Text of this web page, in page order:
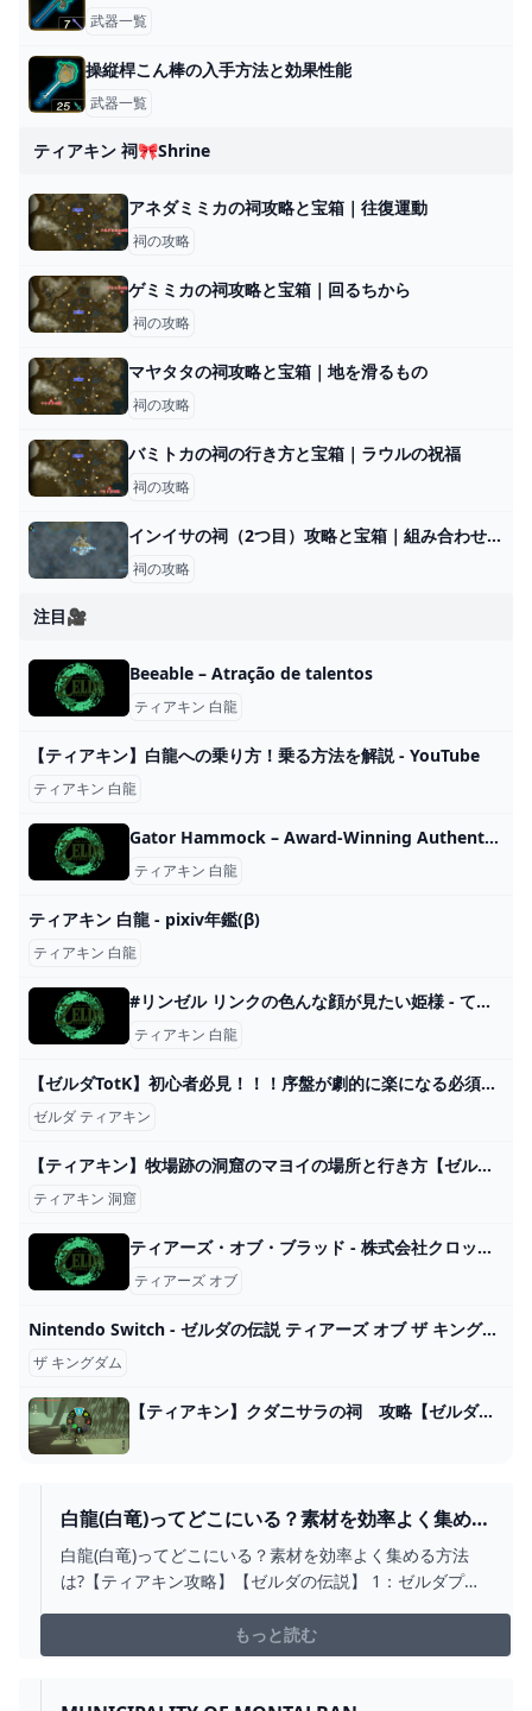
武器一覧
操縦桿こん棒の入手方法と効果性能
武器一覧
ティアキン 祠🎀shrine
アネダミミカの祠攻略と宝箱｜往復運動
祠の攻略
ゲミミカの祠攻略と宝箱｜回るちから
祠の攻略
マヤタタの祠攻略と宝箱｜地を滑るもの
祠の攻略
バミトカの祠の行き方と宝箱｜ラウルの祝福
祠の攻略
インイサの祠（2つ目）攻略と宝箱｜組み合わせる力
祠の攻略
注目🎥
Beeable – Atração de talentos
ティアキン 白龍
【ティアキン】白龍への乗り方！乗る方法を解説 - YouTube
ティアキン 白龍
Gator Hammock – Award-Winning Authentic Florida Hot Sauces & Seasonings
ティアキン 白龍
ティアキン 白龍 - pixiv年鑑(β)
ティアキン 白龍
#リンゼル リンクの色んな顔が見たい姫様 - てらいちごのマンガ #ティアーズオブザキングダム #ゼルダの伝説 - pixiv
ティアキン 白龍
【ゼルダTotK】初心者必見！！！序盤が劇的に楽になる必須級のテクニックを10個紹介！！！【ゼルダの伝説 ティアーズオブザキングダム】【攻略・解説】 - YouTube
ゼルダ ティアキン
【ティアキン】牧場跡の洞窟のマヨイの場所と行き方【ゼルダの伝説ティアーズオブザキングダム】｜ゲームエイト
ティアキン 洞窟
ティアーズ・オブ・ブラッド - 株式会社クロックワークス - THE KLOCKWORX
ティアーズ オブ
Nintendo Switch - ゼルダの伝説 ティアーズ オブ ザ キングダムの通販 by ta-tos shop｜ニンテンドースイッチならラクマ
ザ キングダム
【ティアキン】クダニサラの祠 攻略【ゼルダの伝説】 - YouTube
白龍(白竜)ってどこにいる？素材を効率よく集める
方法は?【ティアキン攻略】【ゼルダの伝説】｜ス
プラトゥーンまとめアンテナ
白龍(白竜)ってどこにいる？素材を効率よく集める方法
は?【ティアキン攻略】【ゼルダの伝説】 1：ゼルダプレ
マスターソードを抜いた後、鳥望台から飛んでもどこに
も見当たりませ
もっと読む